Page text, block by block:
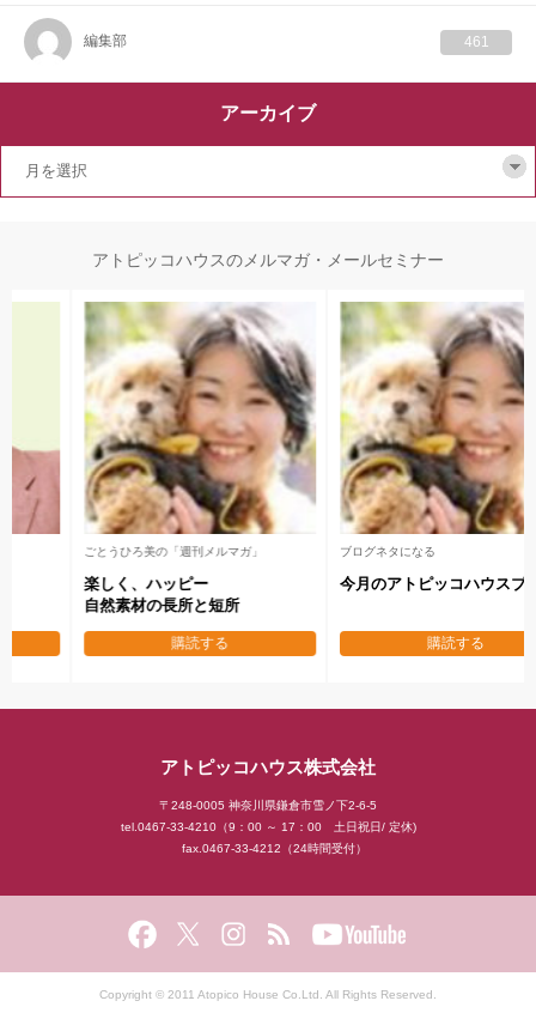
編集部 461
アーカイブ
アトピッコハウスのメルマガ・メールセミナー
メールセミナー 全7回
失敗しない
本物の家を作り秘訣
後藤坂の「日刊メルマガ」
地域No.１工務店になる
アトピッコハウス株式会社
〒248-0005 神奈川県鎌倉市雪ノ下2-6-5
tel.0467-33-4210（9：00 ～ 17：00 土日祝日/ 定休)
fax.0467-33-4212（24時間受付）
Copyright © 2011 Atopico House Co.Ltd. All Rights Reserved.